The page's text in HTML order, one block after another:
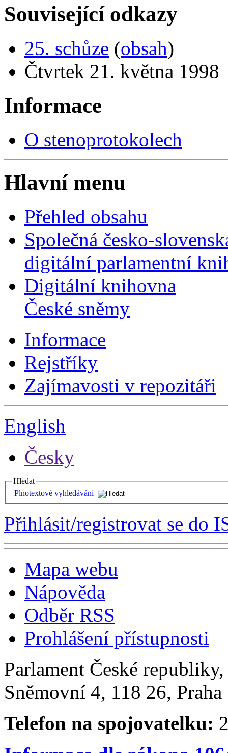
Související odkazy
25. schůze (obsah)
Čtvrtek 21. května 1998
Informace
O stenoprotokolech
Hlavní menu
Přehled obsahu
Společná česko-
digitální parlamentní
Digitální knihovna
České sněmy
Informace
Rejstříky
Zajímavosti v repozitáři
English
Česky
Hledat
Plnotextové vyhledávání
Přihlásit/registrovat se do
Mapa webu
Nápověda
Odběr RSS
Prohlášení přístupnosti
Parlament České
Sněmovní 4, 118 26,
Telefon na spojovatelku: